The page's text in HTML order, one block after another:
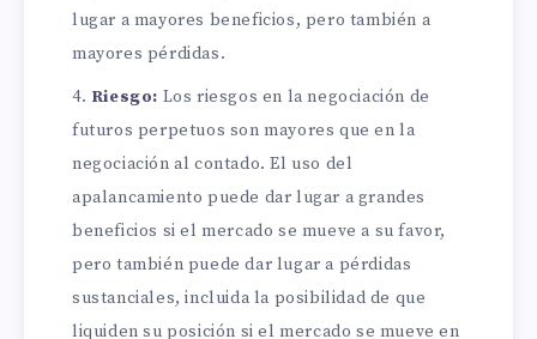
lugar a mayores beneficios, pero también a
mayores pérdidas.
Riesgo: Los riesgos en la negociación de
futuros perpetuos son mayores que en la
negociación al contado. El uso del
apalancamiento puede dar lugar a grandes
beneficios si el mercado se mueve a su favor,
pero también puede dar lugar a pérdidas
sustanciales, incluida la posibilidad de que
liquiden su posición si el mercado se mueve en